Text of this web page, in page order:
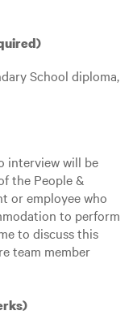
School diploma,
interview will be
the People &
or employee who
to perform
to discuss this
team member